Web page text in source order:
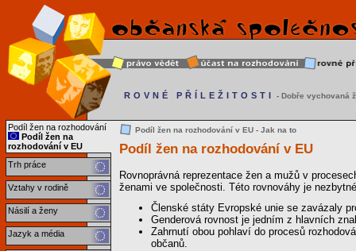
Podíl žen na rozhodování
Podíl žen na
rozhodování v EU
Trh práce
Vztahy v rodině
Násilí a ženy
Jazyk a média
ROVNÉ PŘÍLEŽITOSTI - Dobře vychovaná
Podíl žen na rozhodování v EU - Jak na to
Podíl žen na rozhodování v EU
Rovnoprávná reprezentace žen a mužů v
ženami ve společnosti. Této rovnováhy je
Členské státy Evropské unie se zavázaly
Genderová rovnost je jedním z hlavních
Zahrnutí obou pohlaví do procesů
občanů.